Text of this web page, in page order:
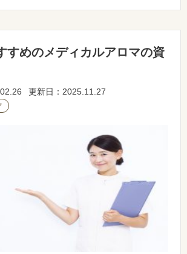
すめのメディカルアロマの資
更新日：2025.11.27